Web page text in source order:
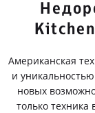
Американская
и
новых
только